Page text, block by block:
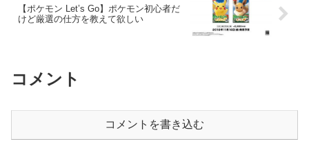
【ポケモン Let’s Go】ポケモン初心者だ
けど厳選の仕方を教えて欲しい
コメント
コメントを書き込む